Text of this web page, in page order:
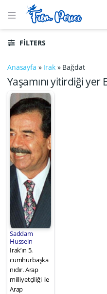
FILTERS
Anasayfa » Irak» Bağdat
Yaşamını yitirdiği yer
Saddam
Hussein
Irak’ın 5.
cumhurbaşka
nıdır. Arap
milliyetçiliği ile
Arap